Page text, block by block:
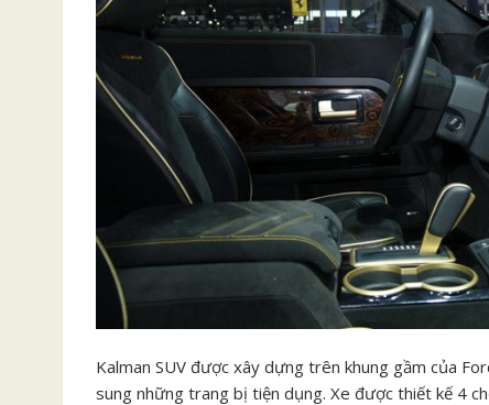
Kalman SUV được xây dựng trên khung gầm của
sung những trang bị tiện dụng. Xe được thiết kế 4